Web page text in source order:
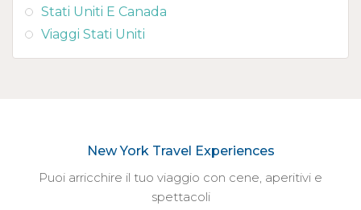
Stati Uniti E Canada
Viaggi Stati Uniti
New York Travel Experiences
Puoi arricchire il tuo viaggio con cene, aperitivi e
spettacoli